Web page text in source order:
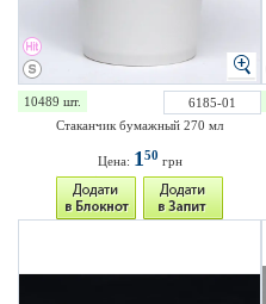
10489 шт.
6185-01
Стаканчик бумажный 270 мл
Цена: 150 грн